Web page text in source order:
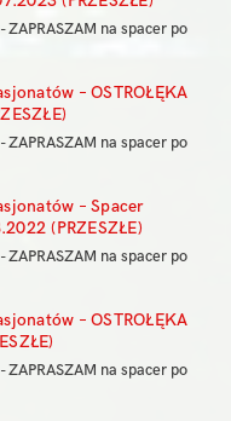
ZAPRASZAM na spacer po
– OSTROŁĘKA
ZAPRASZAM na spacer po
– Spacer
(PRZESZŁE)
ZAPRASZAM na spacer po
– OSTROŁĘKA
ZAPRASZAM na spacer po